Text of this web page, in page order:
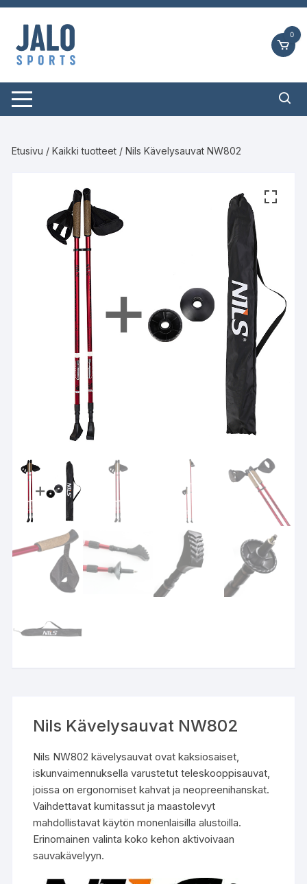
Siirry
suoraan
sisältöön
0
Etusivu /Kaikki tuotteet / Nils Kävelysauvat NW802
Nils Kävelysauvat NW802
Nils NW802 kävelysauvat ovat kaksiosaiset,
iskunvaimennuksella varustetut teleskooppisauvat,
joissa on ergonomiset kahvat ja neopreenihanskat.
Vaihdettavat kumitassut ja maastolevyt
mahdollistavat käytön monenlaisilla alustoilla.
Erinomainen valinta koko kehon aktivoivaan
sauvakävelyyn.